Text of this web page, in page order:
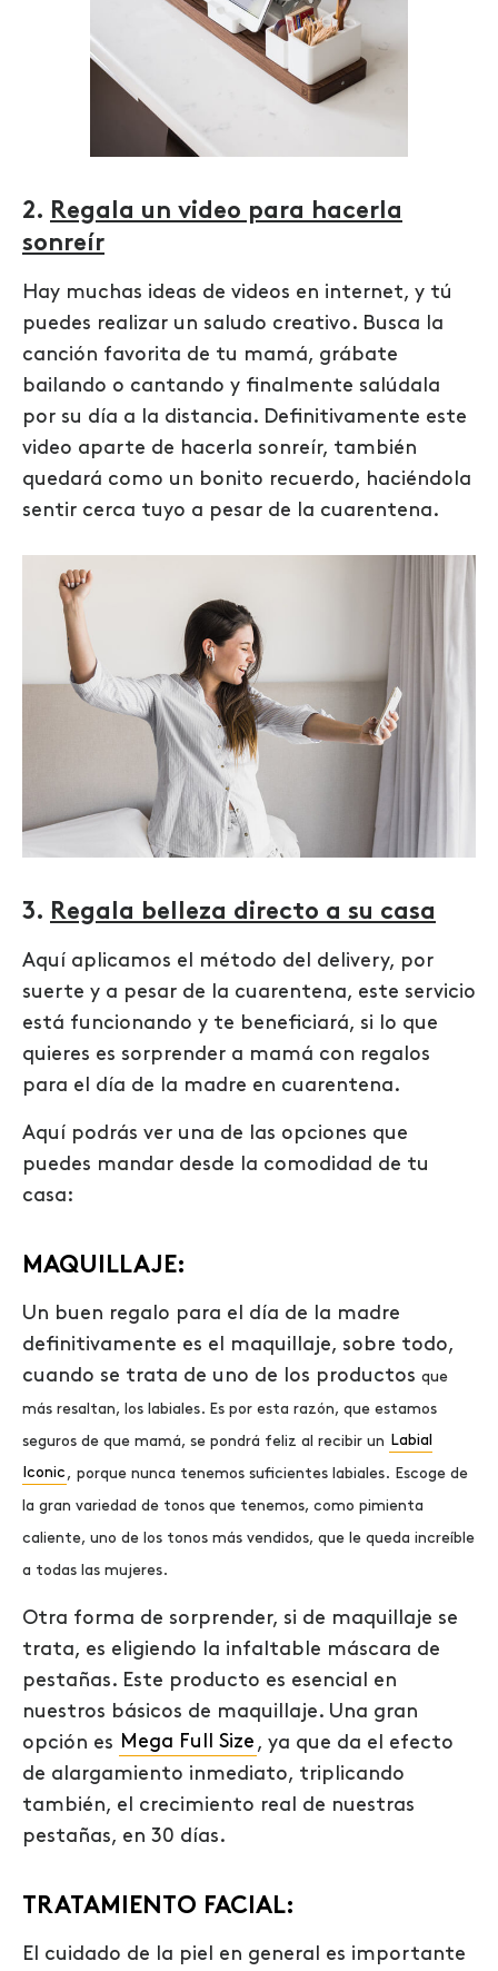
2. Regala un video para hacerla
sonreír
Hay muchas ideas de videos en internet, y tú
puedes realizar un saludo creativo. Busca la
canción favorita de tu mamá, grábate
bailando o cantando y finalmente salúdala
por su día a la distancia. Definitivamente este
video aparte de hacerla sonreír, también
quedará como un bonito recuerdo, haciéndola
sentir cerca tuyo a pesar de la cuarentena.
3. Regala belleza directo a su casa
Aquí aplicamos el método del delivery, por
suerte y a pesar de la cuarentena, este servicio
está funcionando y te beneficiará, si lo que
quieres es sorprender a mamá con regalos
para el día de la madre en cuarentena.
Aquí podrás ver una de las opciones que
puedes mandar desde la comodidad de tu
casa:
MAQUILLAJE:
Un buen regalo para el día de la madre
definitivamente es el maquillaje, sobre todo,
cuando se trata de uno de los productos que
más resaltan, los labiales. Es por esta razón, que estamos
seguros de que mamá, se pondrá feliz al recibir un Labial
Iconic ,porque nunca tenemos suficientes labiales. Escoge de
la gran variedad de tonos que tenemos, como pimienta
caliente, uno de los tonos más vendidos, que le queda increíble
a todas las mujeres.
Otra forma de sorprender, si de maquillaje se
trata, es eligiendo la infaltable máscara de
pestañas. Este producto es esencial en
nuestros básicos de maquillaje. Una gran
opción es Mega Full Size , ya que da el efecto
de alargamiento inmediato, triplicando
también, el crecimiento real de nuestras
pestañas, en 30 días.
TRATAMIENTO FACIAL:
El cuidado de la piel en general es importante